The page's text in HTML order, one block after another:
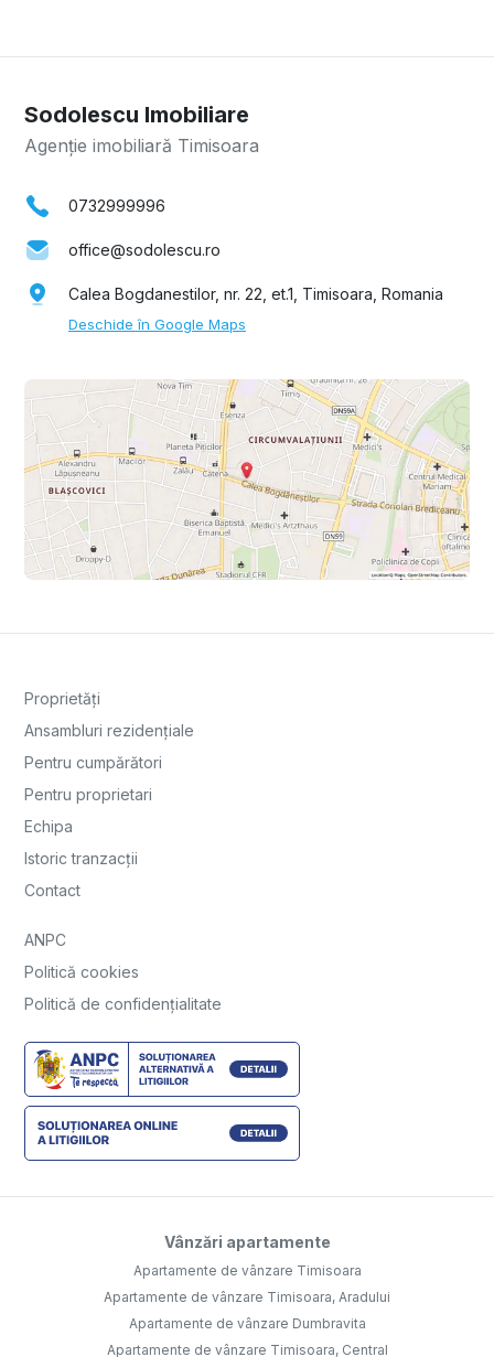
Sodolescu Imobiliare
Agenție imobiliară Timisoara
0732999996
office@sodolescu.ro
Calea Bogdanestilor, nr. 22, et.1, Timisoara, Romania
Deschide în Google Maps
Proprietăți
Ansambluri rezidențiale
Pentru cumpărători
Pentru proprietari
Echipa
Istoric tranzacții
Contact
ANPC
Politică cookies
Politică de confidențialitate
Vânzări apartamente
Apartamente de vânzare Timisoara
Apartamente de vânzare Timisoara, Aradului
Apartamente de vânzare Dumbravita
Apartamente de vânzare Timisoara, Central